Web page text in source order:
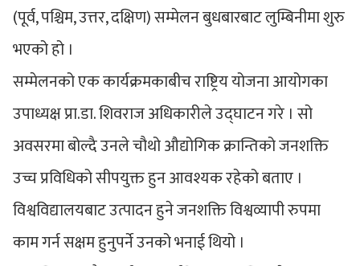
(पूर्व, पश्चिम, उत्तर, दक्षिण) सम्मेलन बुधबारबाट लुम्बिनीमा शुरु
भएको हो ।
सम्मेलनको एक कार्यक्रमकाबीच राष्ट्रिय योजना आयोगका
उपाध्यक्ष प्रा.डा. शिवराज अधिकारीले उद्घाटन गरे । सो
अवसरमा बोल्दै उनले चौथो औद्योगिक क्रान्तिको जनशक्ति
उच्च प्रविधिको सीपयुक्त हुन आवश्यक रहेको बताए ।
विश्वविद्यालयबाट उत्पादन हुने जनशक्ति विश्वव्यापी रुपमा
काम गर्न सक्षम हुनुपर्ने उनको भनाई थियो ।